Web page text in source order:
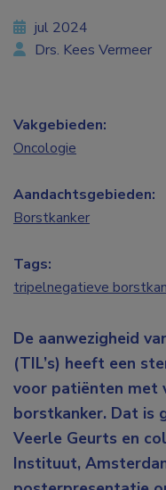
De aanwezigheid
(TIL’s) heeft een
voor patiënten met
borstkanker. Dat is
Veerle Geurts en
Instituut,
jul 2024
Drs. Kees Vermeer
Vakgebieden:
Oncologie
Aandachtsgebieden:
Borstkanker
Tags:
tripelnegatieve